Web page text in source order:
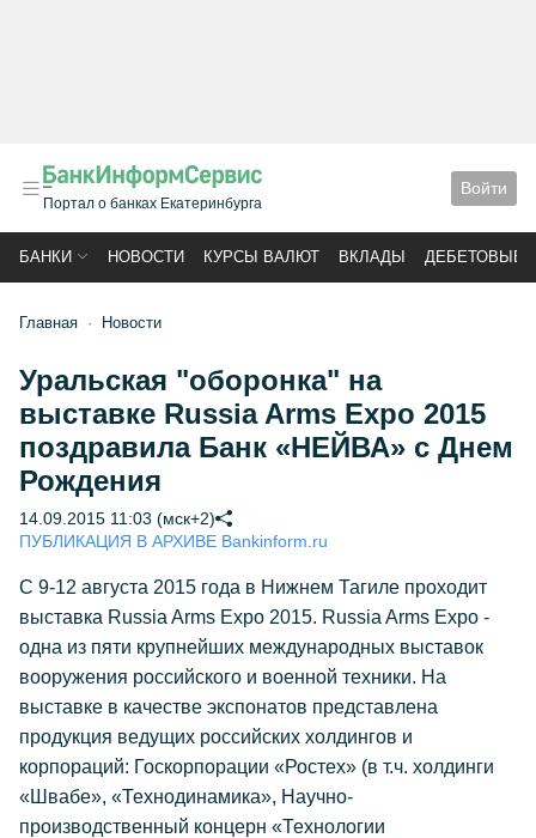
Портал о банках Екатеринбурга
Войти
БАНКИ НОВОСТИ КУРСЫ ВАЛЮТ ВКЛАДЫ ДЕБЕТОВЫЕ
Главная Новости
Уральская "оборонка" на
выставке Russia Arms Expo 2015
поздравила Банк «НЕЙВА» с Днем
Рождения
14.09.2015 11:03 (мск+2)
ПУБЛИКАЦИЯ В АРХИВЕ Bankinform.ru
С 9-12 августа 2015 года в Нижнем Тагиле проходит
выставка Russia Arms Expo 2015. Russia Arms Expo -
одна из пяти крупнейших международных выставок
вооружения российского и военной техники. На
выставке в качестве экспонатов представлена
продукция ведущих российских холдингов и
корпораций: Госкорпорации «Ростех» (в т.ч. холдинги
«Швабе», «Технодинамика», Научно-
производственный концерн «Технологии